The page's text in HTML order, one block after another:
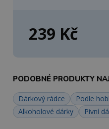
239 Kč
PODOBNÉ PRODUKTY
Dárkový rádce Podle
Alkoholové dárky
Pivní